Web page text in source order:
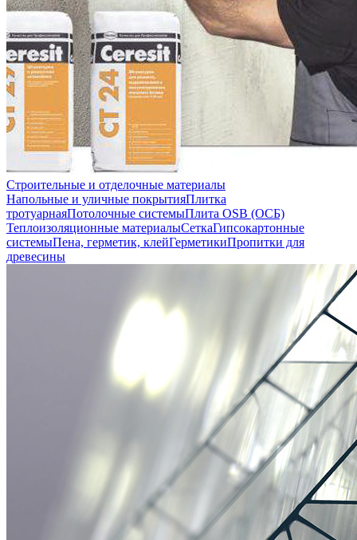
Строительные и отделочные материалы
Напольные и уличные покрытияПлитка
тротуарнаяПотолочные системыПлита OSB (ОСБ)
Теплоизоляционные материалыСеткаГипсокартонные
системыПена, герметик, клейГерметикиПропитки для
древесины